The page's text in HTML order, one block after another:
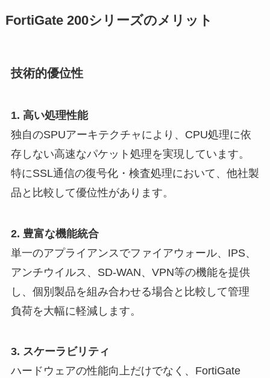
FortiGate 200シリーズのメリット
技術的優位性
1. 高い処理性能
独自のSPUアーキテクチャにより、CPU処理に依
存しない高速なパケット処理を実現しています。
特にSSL通信の復号化・検査処理において、他社製
品と比較して優位性があります。
2. 豊富な機能統合
単一のアプライアンスでファイアウォール、IPS、
アンチウイルス、SD-WAN、VPN等の機能を提供
し、個別製品を組み合わせる場合と比較して管理
負荷を大幅に軽減します。
3. スケーラビリティ
ハードウェアの性能向上だけでなく、FortiGate